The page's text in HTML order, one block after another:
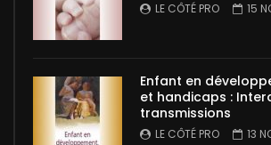
LE CÔTÉ PRO 15
Enfant en
et handicaps :
transmissions
LE CÔTÉ PRO 13